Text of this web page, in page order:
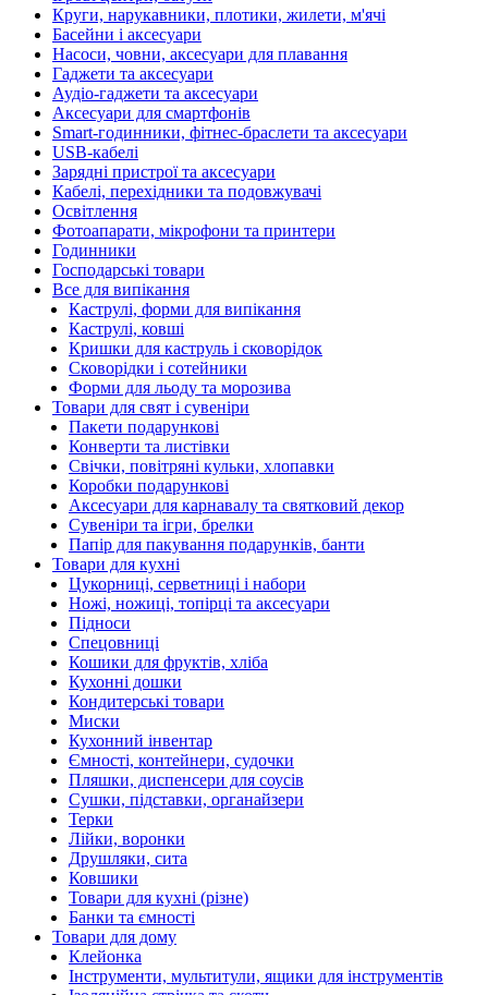
Круги, нарукавники, плотики, жилети, м'ячі
Басейни і аксесуари
Насоси, човни, аксесуари для плавання
Гаджети та аксесуари
Аудіо-гаджети та аксесуари
Аксесуари для смартфонів
Smart-годинники, фітнес-браслети та аксесуари
USB-кабелі
Зарядні пристрої та аксесуари
Кабелі, перехідники та подовжувачі
Освітлення
Фотоапарати, мікрофони та принтери
Годинники
Господарські товари
Все для випікання
Каструлі, форми для випікання
Каструлі, ковші
Кришки для каструль і сковорідок
Сковорідки і сотейники
Форми для льоду та морозива
Товари для свят і сувеніри
Пакети подарункові
Конверти та листівки
Свічки, повітряні кульки, хлопавки
Коробки подарункові
Аксесуари для карнавалу та святковий декор
Сувеніри та ігри, брелки
Папір для пакування подарунків, банти
Товари для кухні
Цукорниці, серветниці і набори
Ножі, ножиці, топірці та аксесуари
Підноси
Спецовниці
Кошики для фруктів, хліба
Кухонні дошки
Кондитерські товари
Миски
Кухонний інвентар
Ємності, контейнери, судочки
Пляшки, диспенсери для соусів
Сушки, підставки, органайзери
Терки
Лійки, воронки
Друшляки, сита
Ковшики
Товари для кухні (різне)
Банки та ємності
Товари для дому
Клейонка
Інструменти, мультитули, ящики для інструментів